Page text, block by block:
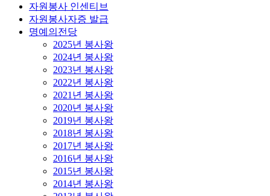
자원봉사 인센티브
자원봉사자증 발급
명예의전당
2025년 봉사왕
2024년 봉사왕
2023년 봉사왕
2022년 봉사왕
2021년 봉사왕
2020년 봉사왕
2019년 봉사왕
2018년 봉사왕
2017년 봉사왕
2016년 봉사왕
2015년 봉사왕
2014년 봉사왕